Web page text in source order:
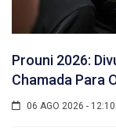
Prouni 2026:
Chamada Para
06 AGO 2026 -